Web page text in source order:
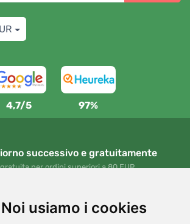
Noi usiamo i cookies
4,7/5 97%
successivo e gratuitamente
per ordini superiori a 80 EUR
gratuiti
o cambiare il tuo ordine in qualsiasi momento